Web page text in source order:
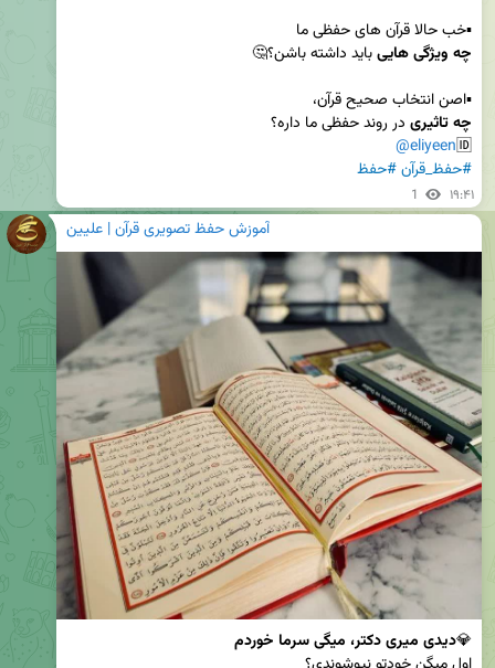
▪️خب حالا قرآن های حفظی ما
چه ویژگی هایی
▪️اصن انتخاب صحیح قرآن،
چه تاثیری
🆔
@eliyeen
#حفظ_قرآن#حفظ
1 ۱۹:۴۱
آموزش حفظ تصویری قرآن | علیین
💎دیدی میری دکتر، میگی سرما خوردم